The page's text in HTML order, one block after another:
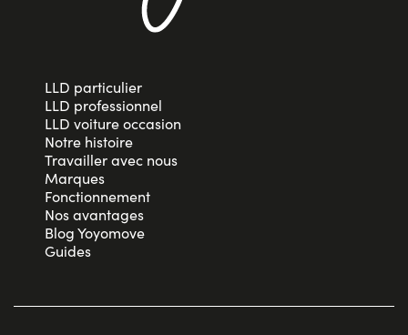
LLD particulier
LLD professionnel
LLD voiture occasion
Notre histoire
Travailler avec nous
Marques
Fonctionnement
Nos avantages
Blog Yoyomove
Guides